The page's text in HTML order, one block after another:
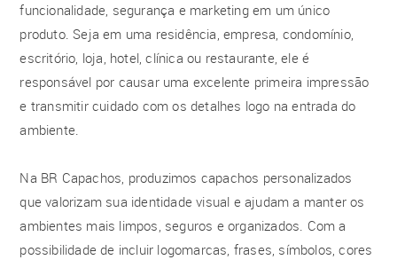
funcionalidade, segurança e marketing em um único
produto. Seja em uma residência, empresa, condomínio,
escritório, loja, hotel, clínica ou restaurante, ele é
responsável por causar uma excelente primeira impressão
e transmitir cuidado com os detalhes logo na entrada do
ambiente.
Na BR Capachos, produzimos capachos personalizados
que valorizam sua identidade visual e ajudam a manter os
ambientes mais limpos, seguros e organizados. Com a
possibilidade de incluir logomarcas, frases, símbolos, cores